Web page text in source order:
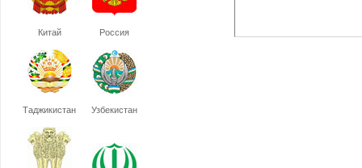
Китай Россия
Таджикистан Узбекистан